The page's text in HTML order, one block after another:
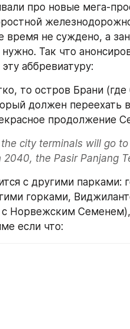
про новые мега-
время не суждено, а
нужно. Так что
аббревиатуру:
то остров Брани
должен переехать
продолжение
the city terminals will go
2040, the Pasir Panjang
с другими
горками,
с Норвежским
если что: